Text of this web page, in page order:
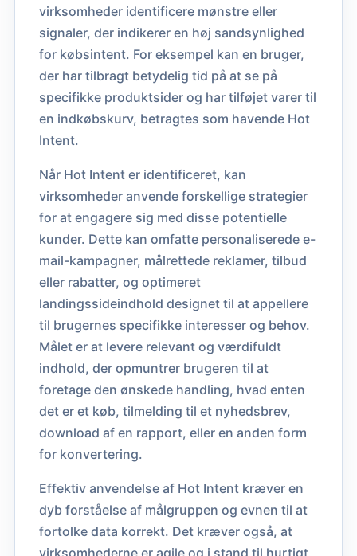
virksomheder identificere mønstre eller
signaler, der indikerer en høj sandsynlighed
for købsintent. For eksempel kan en bruger,
der har tilbragt betydelig tid på at se på
specifikke produktsider og har tilføjet varer til
en indkøbskurv, betragtes som havende Hot
Intent.
Når Hot Intent er identificeret, kan
virksomheder anvende forskellige strategier
for at engagere sig med disse potentielle
kunder. Dette kan omfatte personaliserede e-
mail-kampagner, målrettede reklamer, tilbud
eller rabatter, og optimeret
landingssideindhold designet til at appellere
til brugernes specifikke interesser og behov.
Målet er at levere relevant og værdifuldt
indhold, der opmuntrer brugeren til at
foretage den ønskede handling, hvad enten
det er et køb, tilmelding til et nyhedsbrev,
download af en rapport, eller en anden form
for konvertering.
Effektiv anvendelse af Hot Intent kræver en
dyb forståelse af målgruppen og evnen til at
fortolke data korrekt. Det kræver også, at
virksomhederne er agile og i stand til hurtigt